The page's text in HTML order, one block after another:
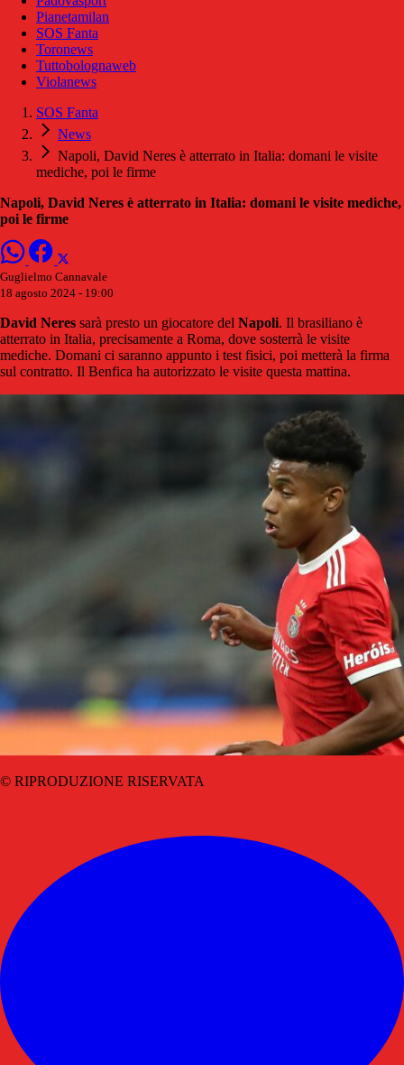
Pianetamilan
SOS Fanta
Toronews
Tuttobolognaweb
Violanews
SOS Fanta
News
Napoli, David Neres è atterrato in Italia: domani le visite
mediche, poi le firme
Napoli, David Neres è atterrato in Italia: domani le visite mediche,
poi le firme
Guglielmo Cannavale
18 agosto 2024 - 19:00
David Neres sarà presto un giocatore del Napoli. Il brasiliano è
atterrato in Italia, precisamente a Roma, dove sosterrà le visite
mediche. Domani ci saranno appunto i test fisici, poi metterà la firma
sul contratto. Il Benfica ha autorizzato le visite questa mattina.
© RIPRODUZIONE RISERVATA